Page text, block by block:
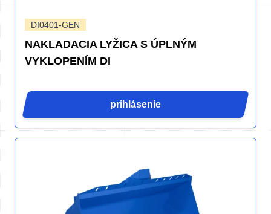
DI0401-GEN
NAKLADACIA LYŽICA S ÚPLNÝM
VYKLOPENÍM DI
prihlásenie